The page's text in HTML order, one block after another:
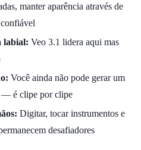
manter aparência através de
labial: Veo 3.1 lidera aqui mas
Você ainda não pode gerar um
— é clipe por clipe
Digitar, tocar instrumentos e
desafiadores